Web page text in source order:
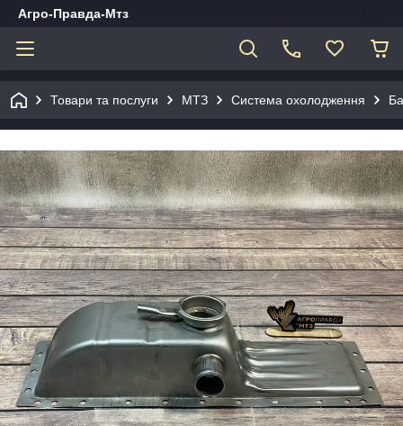
Агро-Правда-Мтз
Товари та послуги МТЗ Система охолодження